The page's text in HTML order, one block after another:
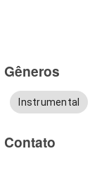
Gêneros
Instrumental
Contato